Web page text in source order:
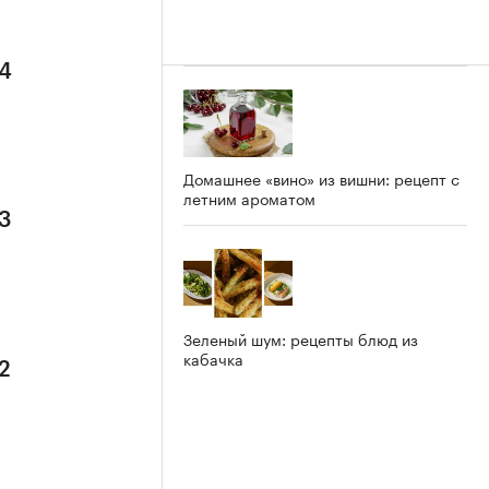
Домашнее «вино» из вишни: рецепт с
летним ароматом
Зеленый шум: рецепты блюд из
кабачка